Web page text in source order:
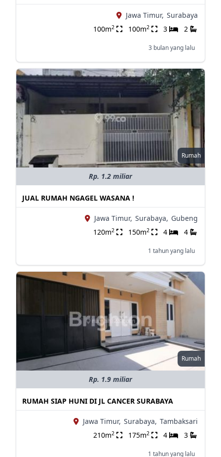
Jawa Timur, Surabaya
100m2 100m2 3 2
3 bulan yang lalu
Rumah
Rp. 1.2 miliar
JUAL RUMAH NGAGEL WASANA !
Jawa Timur, Surabaya, Gubeng
120m2 150m2 4 4
1 tahun yang lalu
Rumah
Rp. 1.9 miliar
RUMAH SIAP HUNI DI JL CANCER SURABAYA
Jawa Timur, Surabaya, Tambaksari
210m2 175m2 4 3
1 tahun yang lalu